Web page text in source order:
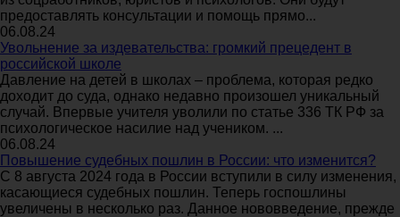
предоставлять консультации и помощь прямо...
06.08.24
Увольнение за издевательства: громкий прецедент в
российской школе
Давление на детей в школах – проблема, которая редко
доходит до суда, однако недавно произошел уникальный
случай. Впервые учителя уволили по статье 336 ТК РФ за
психологическое насилие над учеником. ...
06.08.24
Повышение судебных пошлин в России: что изменится?
С 8 августа 2024 года в России вступили в силу изменения,
касающиеся судебных пошлин. Теперь госпошлины
увеличены в несколько раз. Данное нововведение, прежде